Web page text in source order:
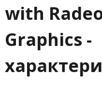
with
Graphics -